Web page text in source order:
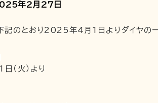
年2月27日
記のとおり2025年4月1日よりダイヤの一
（火）より